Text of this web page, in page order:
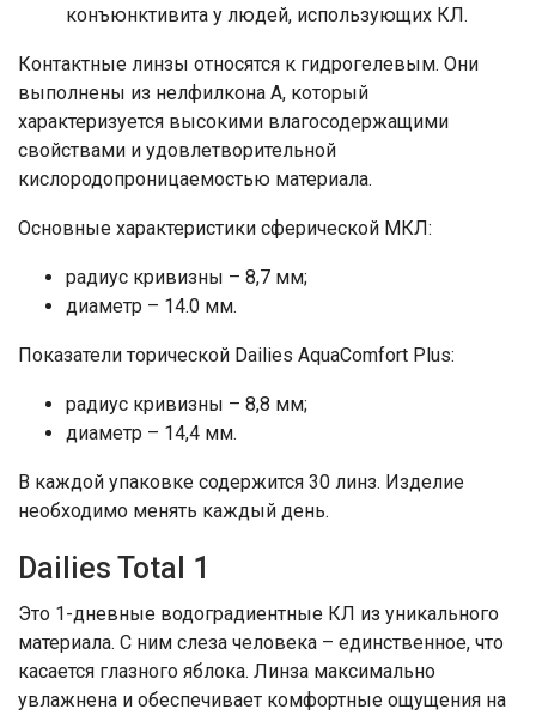
конъюнктивита у людей, использующих КЛ.
Контактные линзы относятся к гидрогелевым. Они
выполнены из нелфилкона А, который
характеризуется высокими влагосодержащими
свойствами и удовлетворительной
кислородопроницаемостью материала.
Основные характеристики сферической МКЛ:
радиус кривизны – 8,7 мм;
диаметр – 14.0 мм.
Показатели торической Dailies AquaComfort Plus:
радиус кривизны – 8,8 мм;
диаметр – 14,4 мм.
В каждой упаковке содержится 30 линз. Изделие
необходимо менять каждый день.
Dailies Total 1
Это 1-дневные водоградиентные КЛ из уникального
материала. С ним слеза человека – единственное, что
касается глазного яблока. Линза максимально
увлажнена и обеспечивает комфортные ощущения на